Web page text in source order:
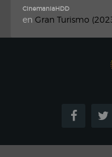
CinemaniaHDD
en Gran Turismo